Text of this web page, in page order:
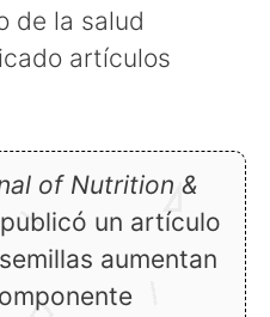
de la salud
artículos
of Nutrition &
un artículo
aumentan